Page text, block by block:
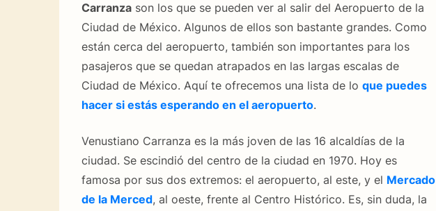
Carranzason los que se pueden ver al salir del Aeropuerto de la
Ciudad de México. Algunos de ellos son bastante grandes. Como
están cerca del aeropuerto, también son importantes para los
pasajeros que se quedan atrapados en las largas escalas de
Ciudad de México. Aquí te ofrecemos una lista de lo que puedes
hacer si estás esperando en el aeropuerto.
Venustiano Carranza es la más joven de las 16 alcaldías de la
ciudad. Se escindió del centro de la ciudad en 1970. Hoy es
famosa por sus dos extremos: el aeropuerto, al este, y el Mercado
de la Merced, al oeste, frente al Centro Histórico. Es, sin duda, la